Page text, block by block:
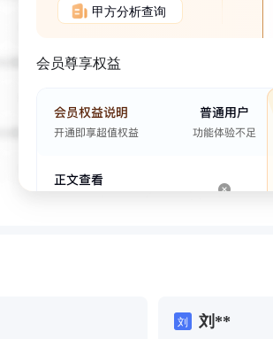
甲方分析查询
会员尊享权益
刘 刘**